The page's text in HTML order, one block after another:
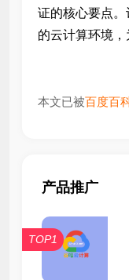
证的核心要点
的云计算环境，
本文已被百度百
产品推广
TOP1